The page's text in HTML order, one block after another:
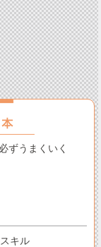
ずうまくいく
キル